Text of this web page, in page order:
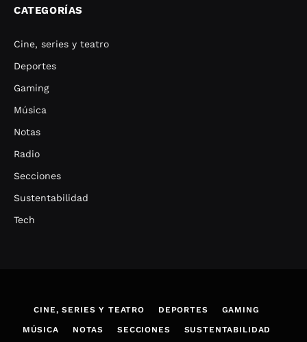
CATEGORÍAS
Cine, series y teatro
Deportes
Gaming
Música
Notas
Radio
Secciones
Sustentabilidad
Tech
CINE, SERIES Y TEATRO DEPORTES GAMING
MÚSICA NOTAS SECCIONES SUSTENTABILIDAD